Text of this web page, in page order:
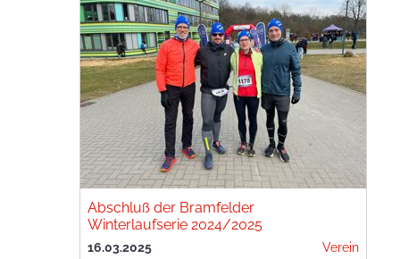
Abschluß der Bramfelder
Winterlaufserie 2024/2025
16.03.2025 Verein